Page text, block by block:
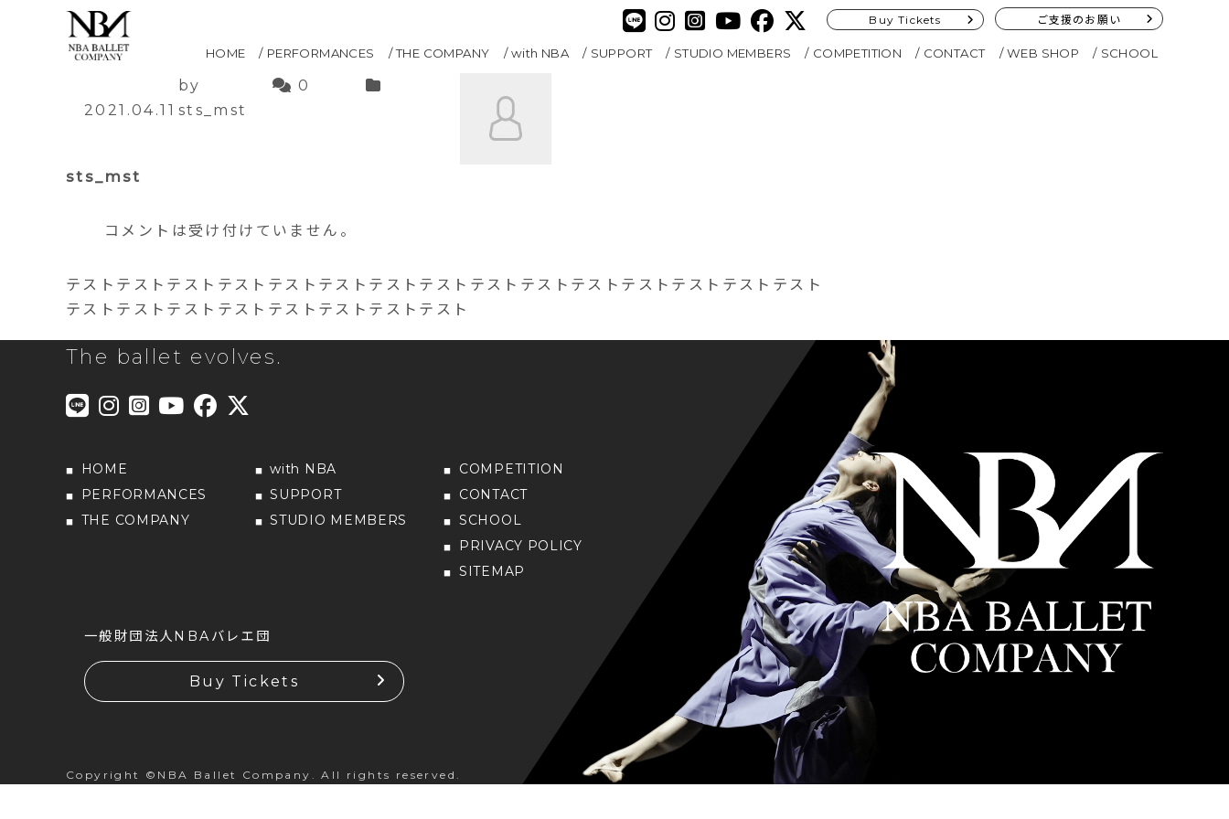
Buy Tickets ご支援のお願い
HOME PERFORMANCES THE COMPANY with NBA SUPPORT STUDIO MEMBERS COMPETITION CONTACT WEB SHOP SCHOOL
Tadeusz Matacz
2021.04.11
by
sts_mst
0
sts_mst
コメントは受け付けていません。
テストテストテストテストテストテストテストテストテストテストテストテストテストテストテスト
テストテストテストテストテストテストテストテスト
The ballet evolves.
HOME
PERFORMANCES
THE COMPANY
with NBA
SUPPORT
STUDIO MEMBERS
COMPETITION
CONTACT
SCHOOL
PRIVACY POLICY
SITEMAP
一般財団法人NBAバレエ団
Buy Tickets
Copyright ©NBA Ballet Company. All rights reserved.